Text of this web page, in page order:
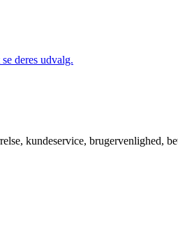
deres udvalg.
kundeservice, brugervenlighed,